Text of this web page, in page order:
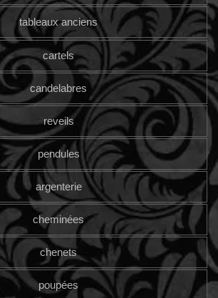
tableaux anciens
cartels
candelabres
reveils
pendules
argenterie
cheminées
chenets
poupées